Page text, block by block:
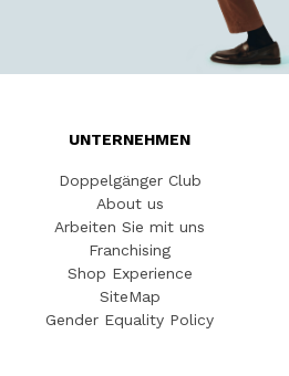
UNTERNEHMEN
Doppelgänger Club
About us
Arbeiten Sie mit uns
Franchising
Shop Experience
SiteMap
Gender Equality Policy